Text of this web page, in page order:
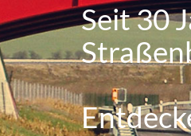
Seit 30